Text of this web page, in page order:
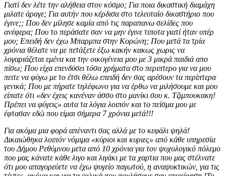
Γιατί δεν λέτε την αλήθεια στον κόσμο; Για ποια δικαστική διαμάχη
μιλατε άραγε; Για αυτήν που κέρδισα στο τελευταίο δικαστήριο που
έγινε;; Που δεν μίλησε καμία από τις παραπανω σελίδες που
ανέφερα; Που το περάσατε σαν να μην έγινε τιποτα γιατί ήταν υπέρ
μου; Επειδή δεν έχω Μπαρμπα στην Κορώνη; Που μετά τα τρία
χρόνια θέλατε να με πετάξετε έξω κακήν κακως χωρις να
λογαριάζεται εμένα και την οικογένεια μου με 3 μικρά παιδιά απο
πίσω; Που είχα επενδύσει τόσα χρήματα στο περιπτερο για να μου
πειτε να φύγω με το έτσι θέλω επειδή δεν σας αρέσουν τα περίπτερα
γενικά; Που με πήρατε τηλέφωνο για να έρθω να μιλήσουμε και μου
είπατε ότι «δεν έχεις κανέναν άσσο στο μανίκι σου κ. Τζιμπουκακη!
Πρέπει να φύγεις» αυτα τα λόγια λοιπόν και το πείσμα μου με
έφτασαν εδώ που είμαι σήμερα 7 χρόνια μετά!!!
Για ακόμα μια φορά απέναντι σας αλλά με το κεφάλι ψηλά!
Δικαιώθηκα λοιπόν νόμιμα «κύριοι και κυριες» από κάθε υπηρεσία
του Δήμου Ρεθύμνου μετα από 10 χρόνια για τον ψυχολογικό πόλεμο
που μας κάνατε κάθε λιγο και λιγάκι με τα χαρτια που μας στέλνατε
ότι μου απαγορεύετε να έχω ψυγείο παγωτού, η αναψυκτικών, για τις